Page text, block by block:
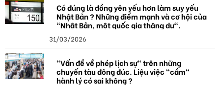
Có đúng là đồng yên yếu hơn làm suy yếu
Nhật Bản ? Những điểm mạnh và cơ hội của
"Nhật Bản, một quốc gia thặng dư".
31/03/2026
"Vấn đề về phép lịch sự" trên những
chuyến tàu đông đúc. Liệu việc "cầm"
hành lý có sai không ?